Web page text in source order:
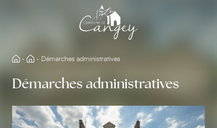
- - Démarches administratives
Démarches administratives